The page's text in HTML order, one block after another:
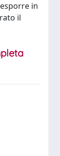
in
il